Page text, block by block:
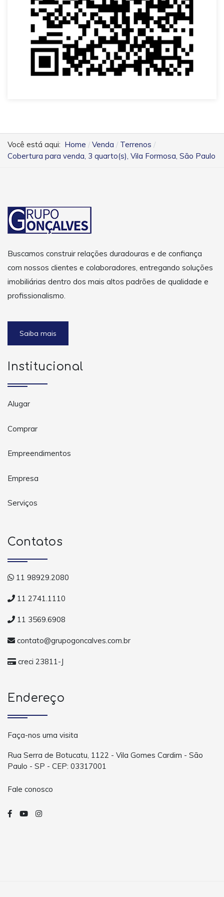
Você está aqui: Home Venda
Terrenos
Cobertura para venda, 3 quarto(s), Vila Formosa, São Paulo
Buscamos construir relações duradouras e de confiança
com nossos clientes e colaboradores, entregando soluções
imobiliárias dentro dos mais altos padrões de qualidade e
profissionalismo.
Saiba mais
Institucional
Alugar
Comprar
Empreendimentos
Empresa
Serviços
Contatos
11 98929.2080
11 2741.1110
11 3569.6908
contato@grupogoncalves.com.br
creci 23811-J
Endereço
Faça-nos uma visita
Rua Serra de Botucatu, 1122 - Vila Gomes Cardim - São
Paulo - SP - CEP: 03317001
Fale conosco